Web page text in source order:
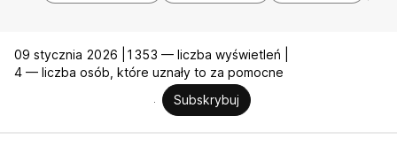
09 stycznia 2026 |
1353 — liczba wyświetleń |
4 — liczba osób, które uznały to za pomocne
Subskrybuj